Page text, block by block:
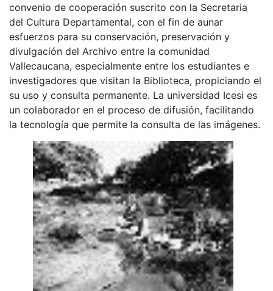
convenio de cooperación suscrito con la Secretaria
del Cultura Departamental, con el fin de aunar
esfuerzos para su conservación, preservación y
divulgación del Archivo entre la comunidad
Vallecaucana, especialmente entre los estudiantes e
investigadores que visitan la Biblioteca, propiciando el
su uso y consulta permanente. La universidad Icesi es
un colaborador en el proceso de difusión, facilitando
la tecnología que permite la consulta de las imágenes.